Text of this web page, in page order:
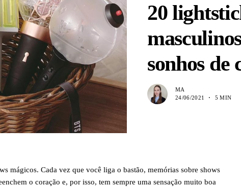
20
sonhos de
MA
24/06/2021
5 MIN
mágicos. Cada vez que você liga o bastão, memórias sobre shows
o coração e, por isso, tem sempre uma sensação muito boa